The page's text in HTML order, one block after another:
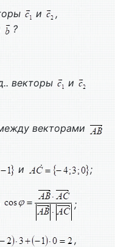
и
,
?
векторы
и
векторами
и ;
;
,